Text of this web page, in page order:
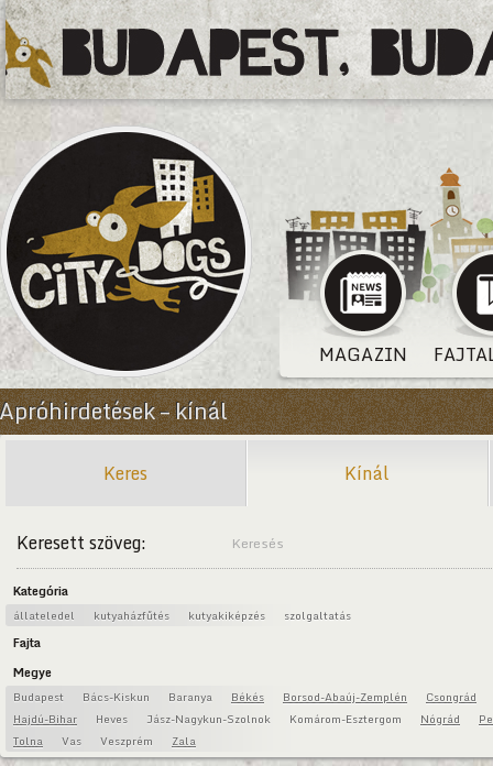
MAGAZIN
Apróhirdetések – kínál
Keres Kínál
Keresett szöveg:
Kategória
állateledel kutyaházfűtés kutyakiképzés szolgaltatás
Fajta
Megye
Budapest Bács-Kiskun Baranya Békés Borsod-Abaúj-Zemplén
Csongrád
Hajdú-Bihar
Heves Jász-Nagykun-Szolnok Komárom-Esztergom Nógrád
Tolna
Vas Veszprém Zala